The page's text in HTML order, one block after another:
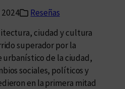
Reseñas
ciudad y cultura
superador por la
urbanístico de la ciudad,
sociales, políticos y
en la primera mitad